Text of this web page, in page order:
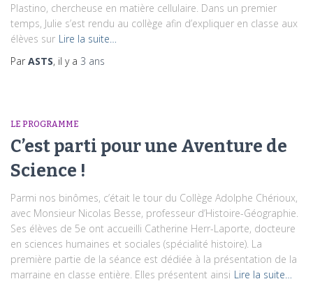
Plastino, chercheuse en matière cellulaire. Dans un premier
temps, Julie s’est rendu au collège afin d’expliquer en classe aux
élèves sur Lire la suite…
Par ASTS, il y a 3 ans
LE PROGRAMME
C’est parti pour une Aventure de
Science !
Parmi nos binômes, c’était le tour du Collège Adolphe Chérioux,
avec Monsieur Nicolas Besse, professeur d’Histoire-Géographie.
Ses élèves de 5e ont accueilli Catherine Herr-Laporte, docteure
en sciences humaines et sociales (spécialité histoire). La
première partie de la séance est dédiée à la présentation de la
marraine en classe entière. Elles présentent ainsi Lire la suite…